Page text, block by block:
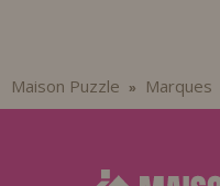
Maison Puzzle » Marques